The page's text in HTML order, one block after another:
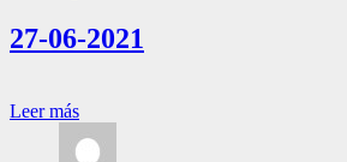
27-06-2021
Leer más